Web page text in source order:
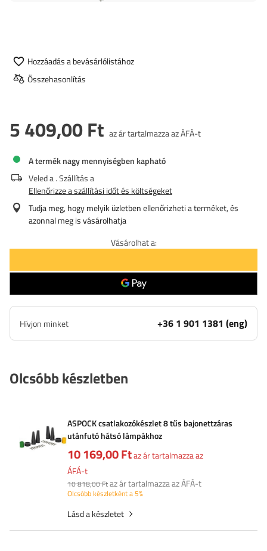
Hozzáadás a bevásárlólistához
Összehasonlítás
5 409,00 Ft az ár tartalmazza az ÁFÁ-t
A termék nagy mennyiségben kapható
Veled a. Szállítás a
Ellenőrizze a szállítási időt és költségeket
Tudja meg, hogy melyik üzletben ellenőrizheti a terméket, és
azonnal meg is vásárolhatja
Vásárolhat a:
Hívjon minket +36 1 901 1381 (eng)
Olcsóbb készletben
ASPOCK csatlakozókészlet 8 tűs bajonettzáras
utánfutó hátsó lámpákhoz
10 169,00 Ftaz ár tartalmazza az
ÁFÁ-t
10 818,00 Ftaz ár tartalmazza az ÁFÁ-t
Olcsóbb készletként a 5%
Lásd a készletet